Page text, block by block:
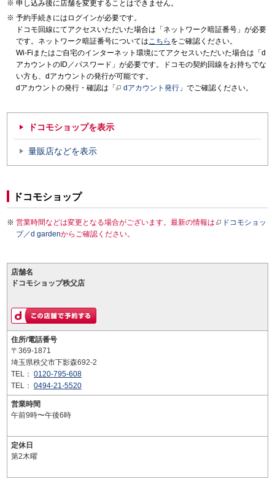
申し込み後に店舗を変更することはできません。
予約手続きにはログインが必要です。
ドコモ回線にてアクセスいただいた場合は「ネットワーク暗証番号」が必要
です。ネットワーク暗証番号についてはこちら をご確認ください。
Wi-Fiまたはご自宅のインターネット環境にてアクセスいただいた場合は「d
アカウントのID／パスワード」が必要です。ドコモの契約回線をお持ちでな
い方も、dアカウントの発行が可能です。
dアカウントの発行・確認は「
dアカウント発行 」でご確認ください。
ドコモショップを表示
量販店などを表示
ドコモショップ
営業時間などは変更となる場合がございます。最新の情報は
ドコモショッ
プ／d gardenからご確認ください。
店舗名
ドコモショップ秩父店
住所/電話番号
〒369-1871
埼玉県秩父市下影森692-2
TEL： 0120-795-608
TEL： 0494-21-5520
営業時間
午前9時〜午後6時
定休日
第2木曜